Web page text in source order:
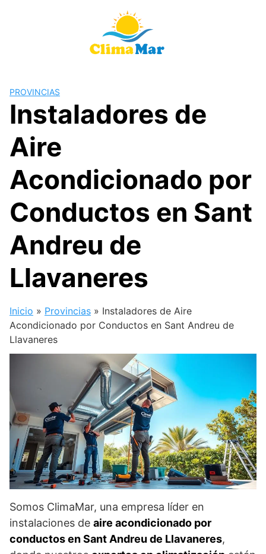
PROVINCIAS
Instaladores de
Aire
Acondicionado por
Conductos en Sant
Andreu de
Llavaneres
Inicio » Provincias » Instaladores de Aire
Acondicionado por Conductos en Sant Andreu de
Llavaneres
Somos ClimaMar, una empresa líder en
instalaciones de aire acondicionado por
conductos en Sant Andreu de Llavaneres,